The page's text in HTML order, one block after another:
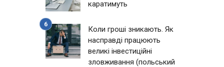
каратимуть
Коли гроші зникають. Як
насправді працюють
великі інвестиційні
зловживання (польський